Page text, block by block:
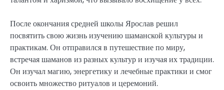
После окончания средней школы Ярослав решил
посвятить свою жизнь изучению шаманской культуры и
практикам. Он отправился в путешествие по миру,
встречая шаманов из разных культур и изучая их традиции.
Он изучал магию, энергетику и лечебные практики и смог
освоить множество ритуалов и церемоний.